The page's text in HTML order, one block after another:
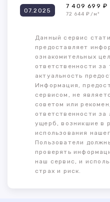
07.2025
7 409 699 ₽
72 644 ₽/м²
Данный сервис
предоставляет
ознакомительных
ответственности за
актуальность
Информация,
сервисом, не
советом или
ответственности
ущерб, возникшие в
использования
Пользователи
проверять
наш сервис, и
страх и риск.